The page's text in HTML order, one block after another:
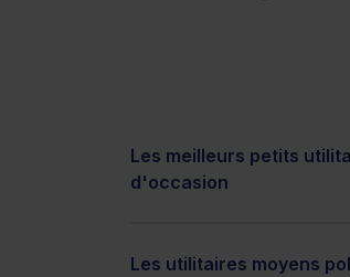
Les meilleurs petits
d'occasion
Les utilitaires moyens